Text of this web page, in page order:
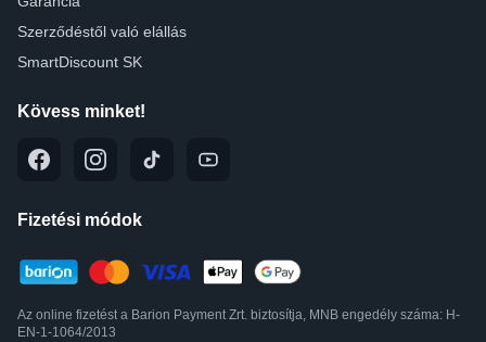
Szerződéstől való elállás
SmartDiscount SK
Kövess minket!
Fizetési módok
Az online fizetést a Barion Payment Zrt. biztosítja, MNB engedély száma: H-
EN-1-1064/2013